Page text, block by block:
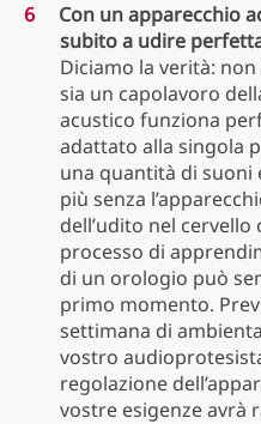
Con un apparecchio
subito a udire
Diciamo la verità:
sia un capolavoro
acustico funziona
adattato alla singola
una quantità di suoni
più senza
dell’udito nel
processo di
di un orologio può
primo momento.
settimana di
vostro
regolazione
vostre esigenze avrà